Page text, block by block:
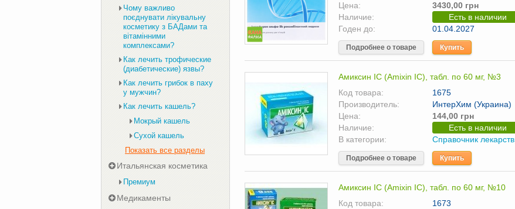
Цена:
3430,00 грн
Наличие:
Есть в наличии
Годен до:
01.04.2027
Подробнее о товаре Купить
Амиксин IC (Amixin IC), табл. по 60 мг, №3
Код товара:
1675
Производитель:
ИнтерХим (Украина)
Цена:
144,00 грн
Наличие:
Есть в наличии
В категории:
Справочник лекарств
Подробнее о товаре Купить
Амиксин IC (Amixin IC), табл. по 60 мг, №10
Код товара:
1673
Чому важливо
поєднувати лікувальну
косметику з БАДами та
вітамінними
комплексами?
Как лечить трофические
(диабетические) язвы?
Как лечить грибок в паху
у мужчин?
Как лечить кашель?
Мокрый кашель
Сухой кашель
Показать все разделы
Итальянская косметика
Премиум
Медикаменты